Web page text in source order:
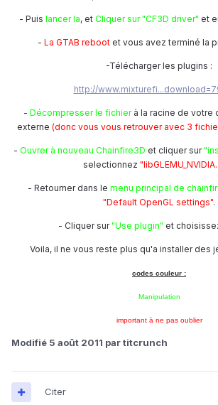
- Puis lancer la, et Cliquer sur "CF3D driver" et
- La GTAB rebootet vous avez terminé la
-Télécharger les plugins :
http://
- Décompresser le fichierà la racine de votre
externe (donc vous vous retrouver avec 3
- Ouvrer à nouveau Chainfire3D et cliquer sur
selectionnez
- Retourner dans le menu principal de
"Default OpenGL settings".
- Cliquer sur"Use plugin" et
Voila, il ne vous reste plus qu'a installer des
codes couleur :
Manipulation
important à ne pas oublier
Modifié 5 août 2011 par titcrunch
Citer